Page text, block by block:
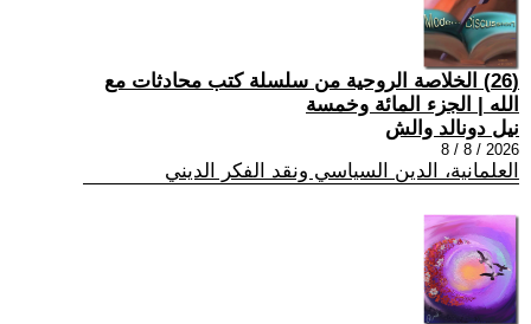
(26) الخلاصة الروحية من سلسلة كتب محادثات مع
الله | الجزء المائة وخمسة
نيل دونالد والش
2026 / 8 / 8
العلمانية، الدين السياسي ونقد الفكر الديني